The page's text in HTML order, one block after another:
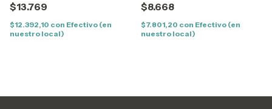
$13.769
$12.392,10 con Efectivo (en
nuestro local)
$8.668
$7.801,20 con Efectivo (en
nuestro local)